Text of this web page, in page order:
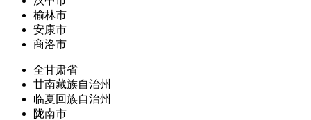
榆林市
安康市
商洛市
全甘肃省
甘南藏族自治州
临夏回族自治州
陇南市